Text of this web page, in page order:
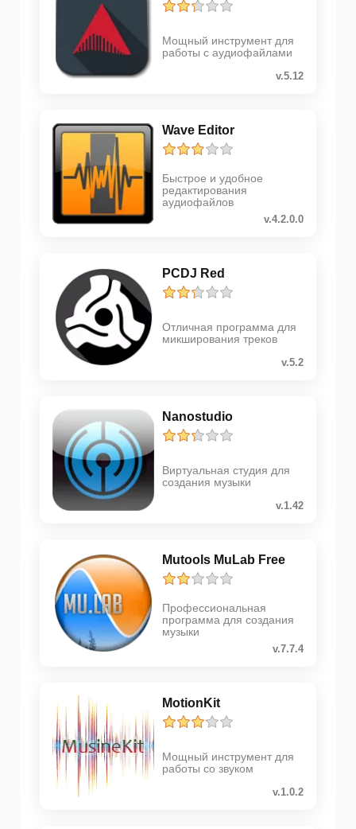
Мощный инструмент для
работы с аудиофайлами
v.5.12
Wave Editor
Быстрое и удобное
редактирования
аудиофайлов
v.4.2.0.0
PCDJ Red
Отличная программа для
микширования треков
v.5.2
Nanostudio
Виртуальная студия для
создания музыки
v.1.42
Mutools MuLab Free
Профессиональная
программа для создания
музыки
v.7.7.4
MotionKit
Мощный инструмент для
работы со звуком
v.1.0.2